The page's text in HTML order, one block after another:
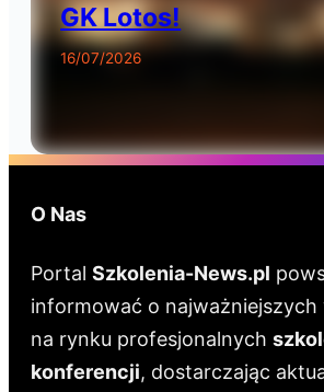
GK Lotos!
16/07/2026
O Nas
Portal Szkolenia-News.pl
informować o najważniejszych
na rynku profesjonalnych
konferencji, dostarczając